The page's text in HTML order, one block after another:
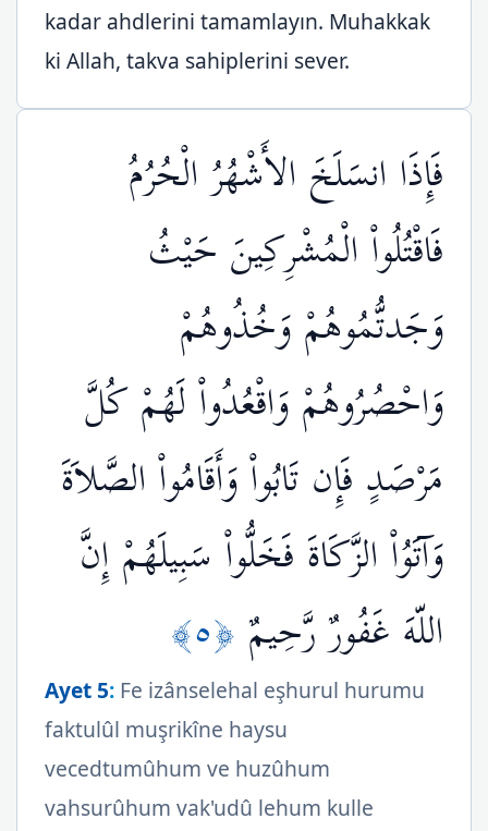
kadar ahdlerini tamamlayın. Muhakkak
ki Allah, takva sahiplerini sever.
فَإِذَا انسَلَخَ الأَشْهُرُ الْحُرُمُ
فَاقْتُلُواْ الْمُشْرِكِينَ حَيْثُ
وَجَدتُّمُوهُمْ وَخُذُوهُمْ
وَاحْصُرُوهُمْ وَاقْعُدُواْ لَهُمْ كُلَّ
مَرْصَدٍ فَإِن تَابُواْ وَأَقَامُواْ الصَّلاَةَ
وَآتَوُاْ الزَّكَاةَ فَخَلُّواْ سَبِيلَهُمْ إِنَّ
اللّهَ غَفُورٌ رَّحِيمٌ ﴿٥﴾
Ayet 5: Fe izânselehal eşhurul hurumu
faktulûl muşrikîne haysu
vecedtumûhum ve huzûhum
vahsurûhum vak'udû lehum kulle